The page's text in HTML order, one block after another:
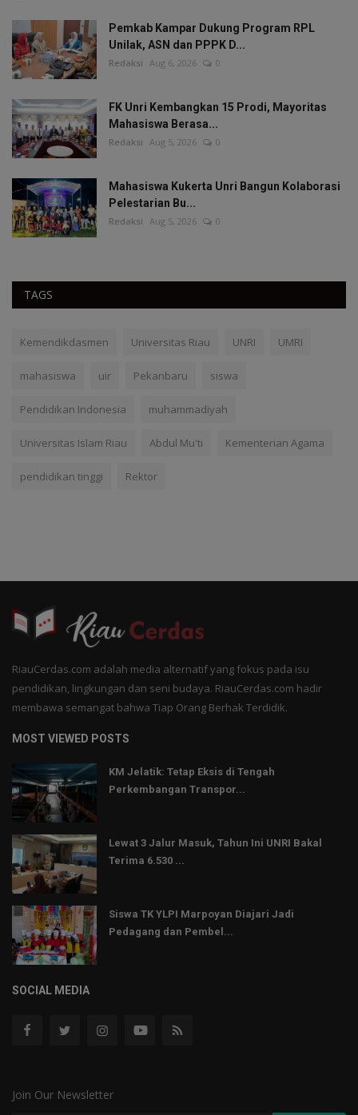
Pemkab Kampar Dukung Program RPL
Unilak, ASN dan PPPK D...
Redaksi Aug 6, 2026 0
FK Unri Kembangkan 15 Prodi, Mayoritas
Mahasiswa Berasa...
Redaksi Aug 5, 2026 0
Mahasiswa Kukerta Unri Bangun Kolaborasi
Pelestarian Bu...
Redaksi Aug 5, 2026 0
TAGS
Kemendikdasmen Universitas Riau UNRI UMRI
mahasiswa uir Pekanbaru siswa
Pendidikan Indonesia muhammadiyah
Universitas Islam Riau Abdul Mu'ti Kementerian Agama
pendidikan tinggi Rektor
RiauCerdas.com adalah media alternatif yang fokus pada isu
pendidikan, lingkungan dan seni budaya. RiauCerdas.com hadir
membawa semangat bahwa Tiap Orang Berhak Terdidik.
MOST VIEWED POSTS
KM Jelatik: Tetap Eksis di Tengah
Perkembangan Transpor...
Lewat 3 Jalur Masuk, Tahun Ini UNRI Bakal
Terima 6.530 ...
Siswa TK YLPI Marpoyan Diajari Jadi
Pedagang dan Pembel...
SOCIAL MEDIA
Join Our Newsletter